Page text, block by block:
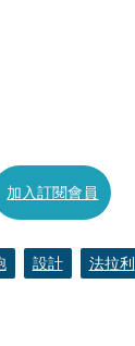
加入訂閱會員
設計 法拉利